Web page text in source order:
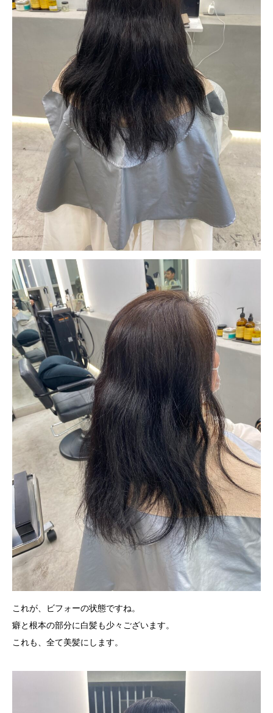
これが、ビフォーの状態ですね。
癖と根本の部分に白髪も少々ございます。
これも、全て美髪にします。